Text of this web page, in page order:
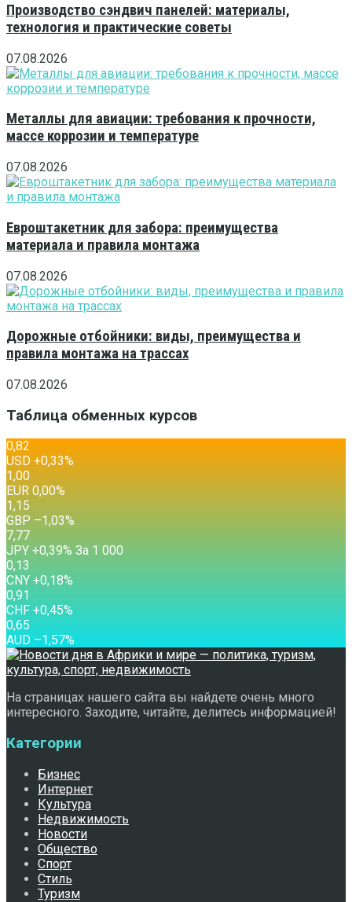
Производство сэндвич панелей: материалы,
технология и практические советы
07.08.2026
Металлы для авиации: требования к прочности,
массе коррозии и температуре
07.08.2026
Евроштакетник для забора: преимущества
материала и правила монтажа
07.08.2026
Дорожные отбойники: виды, преимущества и
правила монтажа на трассах
07.08.2026
Таблица обменных курсов
0,82
USD +0,33%
1,00
EUR 0,00%
1,15
GBP –1,03%
7,77
JPY +0,39% За 1 000
0,13
CNY +0,18%
0,91
CHF +0,45%
0,65
AUD –1,57%
На страницах нашего сайта вы найдете очень много
интересного. Заходите, читайте, делитесь информацией!
Категории
Бизнес
Интернет
Культура
Недвижимость
Новости
Общество
Спорт
Стиль
Туризм